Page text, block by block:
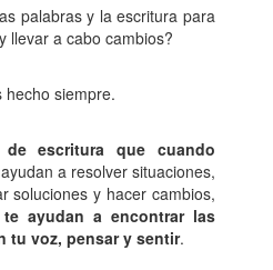
palabras y la escritura para
llevar a cabo cambios?
hecho siempre.
de escritura que cuando
a resolver situaciones,
soluciones y hacer cambios,
te ayudan a encontrar las
tu voz, pensar y sentir.